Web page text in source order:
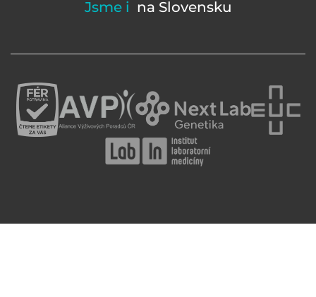
Jsme i na Slovensku